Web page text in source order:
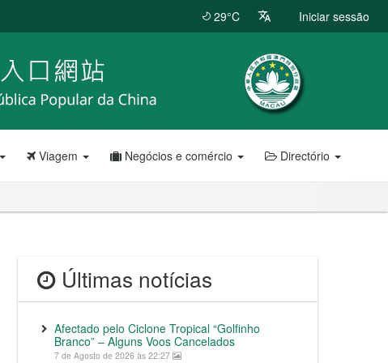
29°C Iniciar sessão
Viagem Negócios e comércio Directório
Últimas notícias
Afectado pelo Ciclone Tropical “Golfinho
Branco” – Alguns Voos Cancelados
7 de Agosto de 2026 às 22:27